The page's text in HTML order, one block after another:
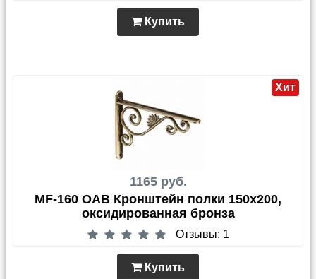
Купить
1165 руб.
Хит
MF-160 OAB Кронштейн полки 150x200,
оксидированная бронза
Отзывы: 1
Купить